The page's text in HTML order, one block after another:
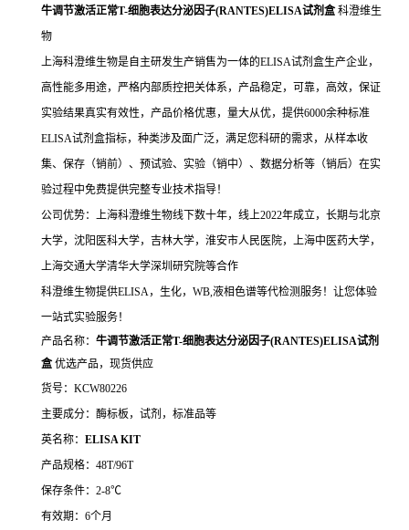
牛调节激活正常T-细胞表达分泌因子(RANTES)ELISA试剂盒 科澄维生
物
上海科澄维生物是自主研发生产销售为一体的ELISA试剂盒生产企业，
高性能多用途，严格内部质控把关体系，产品稳定，可靠，高效，保证
实验结果真实有效性，产品价格优惠，量大从优，提供6000余种标准
ELISA试剂盒指标，种类涉及面广泛，满足您科研的需求，从样本收
集、保存（销前）、预试验、实验（销中）、数据分析等（销后）在实
验过程中免费提供完整专业技术指导！
公司优势：上海科澄维生物线下数十年，线上2022年成立，长期与北京
大学，沈阳医科大学，吉林大学，淮安市人民医院，上海中医药大学，
上海交通大学清华大学深圳研究院等合作
科澄维生物提供ELISA，生化，WB,液相色谱等代检测服务！让您体验
一站式实验服务！
产品名称： 牛调节激活正常T-细胞表达分泌因子(RANTES)ELISA试剂
盒 优选产品，现货供应
货号：KCW80226
主要成分：酶标板，试剂，标准品等
英名称： ELISA KIT
产品规格：48T/96T
保存条件：2-8℃
有效期：6个月